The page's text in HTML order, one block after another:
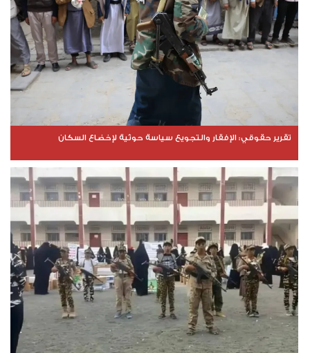
تقرير حقوقي: الإفقار والتجويع سياسة حوثية لإخضاع السكان